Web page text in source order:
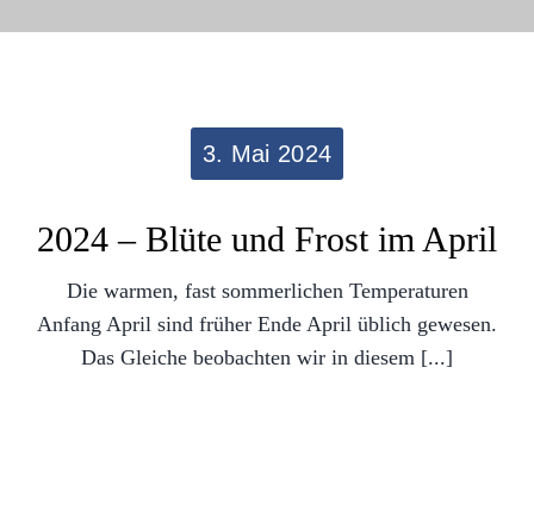
3. Mai 2024
2024 – Blüte und Frost im April
Die warmen, fast sommerlichen Temperaturen
Anfang April sind früher Ende April üblich gewesen.
Das Gleiche beobachten wir in diesem [...]